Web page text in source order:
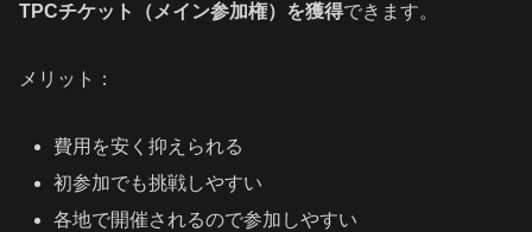
TPCチケット（メイン参加権）を獲得できます。
メリット：
費用を安く抑えられる
初参加でも挑戦しやすい
各地で開催されるので参加しやすい